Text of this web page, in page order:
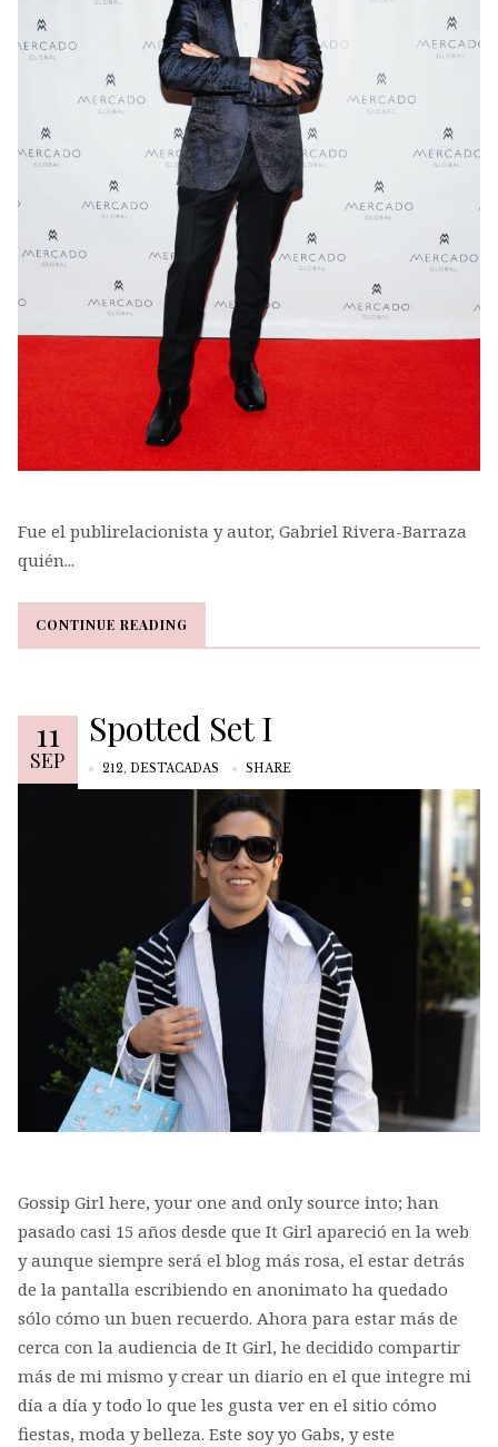
Fue el publirelacionista y autor, Gabriel Rivera-Barraza
quién...
CONTINUE READING
CONTINUE READING
11
SEP
Spotted Set I
212, DESTACADAS SHARE
Gossip Girl here, your one and only source into; han
pasado casi 15 años desde que It Girl apareció en la web
y aunque siempre será el blog más rosa, el estar detrás
de la pantalla escribiendo en anonimato ha quedado
sólo cómo un buen recuerdo. Ahora para estar más de
cerca con la audiencia de It Girl, he decidido compartir
más de mi mismo y crear un diario en el que integre mi
día a día y todo lo que les gusta ver en el sitio cómo
fiestas, moda y belleza. Este soy yo Gabs, y este